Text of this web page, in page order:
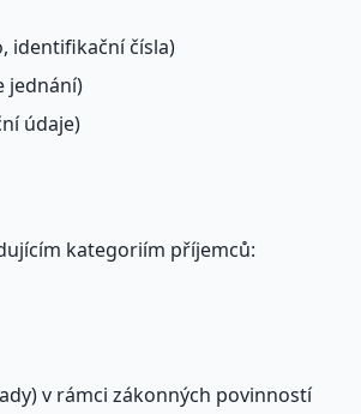
identifikační čísla)
jednání)
údaje)
kategoriím příjemců:
v rámci zákonných povinností